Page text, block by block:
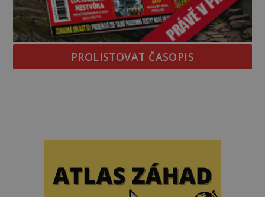
PROLISTOVAT ČASOPIS